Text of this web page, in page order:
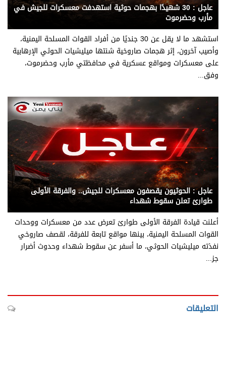
عاجل : 30 شهيدًا بهجمات حوثية استهدفت معسكرات للجيش في
مأرب وحضرموت
استشهد ما لا يقل عن 30 جنديًا من أفراد القوات المسلحة اليمنية،
وأصيب آخرون، إثر هجمات صاروخية شنتها ميليشيات الحوثي الإرهابية
على معسكرات ومواقع عسكرية في محافظتي مأرب وحضرموت،
وفق...
يني يمن - متابعات
عاجل : الحوثيون يقصفون معسكرات للجيش.. والفرقة الأولى
طوارئ تعلن سقوط شهداء
أعلنت قيادة الفرقة الأولى طوارئ تعرض عدد من معسكرات ووحدات
القوات المسلحة اليمنية، بينها مواقع تابعة للفرقة، لقصف صاروخي
نفذته ميليشيات الحوثي، ما أسفر عن سقوط شهداء وحدوث أضرار
جز...
التعليقات